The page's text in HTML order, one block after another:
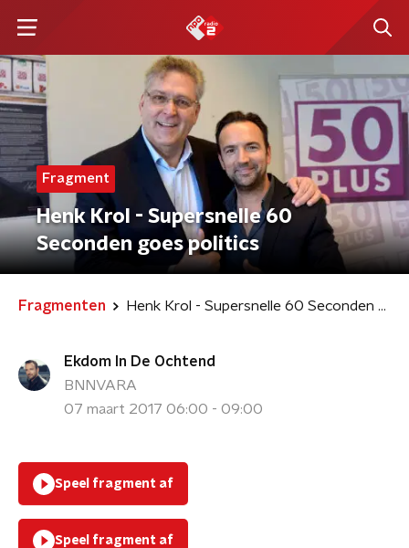
Fragment
Henk Krol - Supersnelle 60
Seconden goes politics
Fragmenten Henk Krol - Supersnelle 60 Seconden goes politics
Ekdom In De Ochtend
BNNVARA
07 maart 2017 06:00 - 09:00
Speel fragment af
Speel fragment af